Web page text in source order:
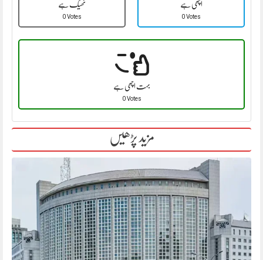
ٹھیک ہے
0 Votes
اچھی ہے
0 Votes
بہت اچھی ہے
0 Votes
مزید پڑھیں